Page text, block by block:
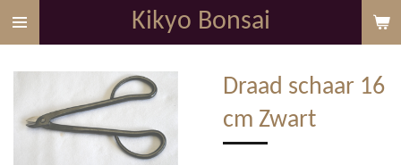
Ga
direct
hoofdinhoud
Kikyo Bonsai
Draad schaar 16
cm Zwart